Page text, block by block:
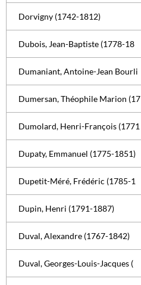
Dorvigny (1742-1812)
Dubois, Jean-Baptiste (1778-18
Dumaniant, Antoine-Jean Bourli
Dumersan, Théophile Marion (17
Dumolard, Henri-François (1771
Dupaty, Emmanuel (1775-1851)
Dupetit-Méré, Frédéric (1785-1
Dupin, Henri (1791-1887)
Duval, Alexandre (1767-1842)
Duval, Georges-Louis-Jacques (